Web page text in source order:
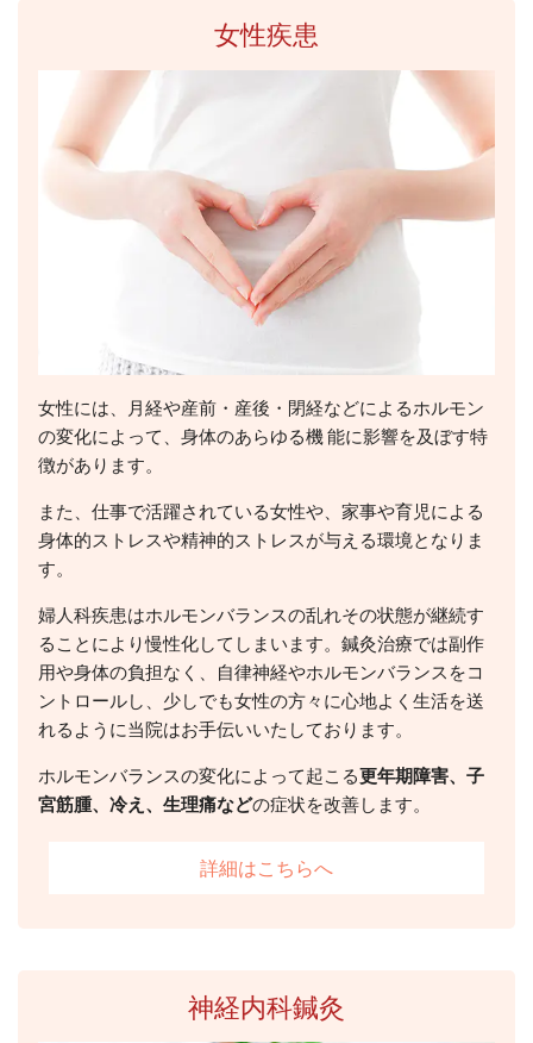
女性疾患
女性には、月経や産前・産後・閉経などによるホルモン
の変化によって、身体のあらゆる機 能に影響を及ぼす特
徴があります。
また、仕事で活躍されている女性や、家事や育児による
身体的ストレスや精神的ストレスが与える環境となりま
す。
婦人科疾患はホルモンバランスの乱れその状態が継続す
ることにより慢性化してしまいます。鍼灸治療では副作
用や身体の負担なく、自律神経やホルモンバランスをコ
ントロールし、少しでも女性の方々に心地よく生活を送
れるように当院はお手伝いいたしております。
ホルモンバランスの変化によって起こる更年期障害、子
宮筋腫、冷え、生理痛などの症状を改善します。
詳細はこちらへ
神経内科鍼灸